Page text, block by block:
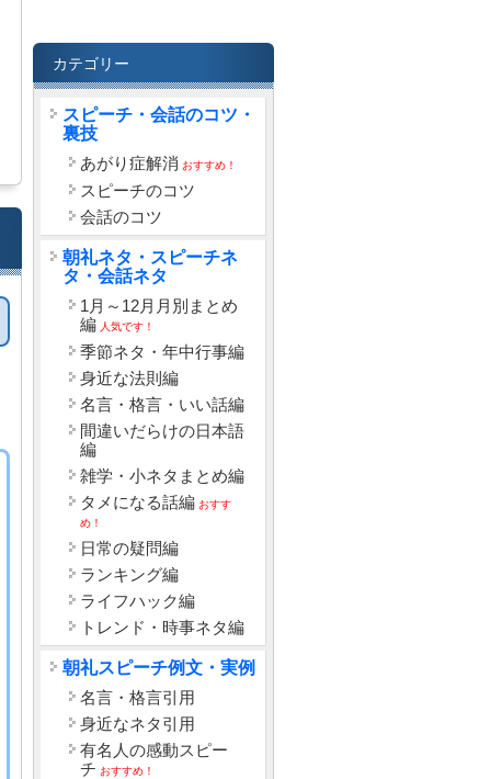
カテゴリー
スピーチ・会話のコツ・
裏技
あがり症解消 おすすめ！
スピーチのコツ
会話のコツ
朝礼ネタ・スピーチネ
タ・会話ネタ
1月～12月月別まとめ
編 人気です！
季節ネタ・年中行事編
身近な法則編
名言・格言・いい話編
間違いだらけの日本語
編
雑学・小ネタまとめ編
タメになる話編 おすす
め！
日常の疑問編
ランキング編
ライフハック編
トレンド・時事ネタ編
朝礼スピーチ例文・実例
名言・格言引用
身近なネタ引用
有名人の感動スピー
チ おすすめ！